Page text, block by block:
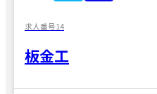
求人番号14
板金工